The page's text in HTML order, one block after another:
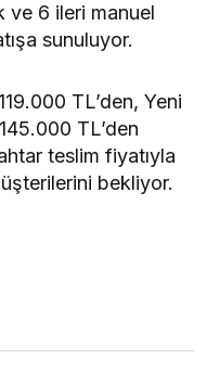
ve 6 ileri manuel
sunuluyor.
TL’den, Yeni
TL’den
teslim fiyatıyla
bekliyor.